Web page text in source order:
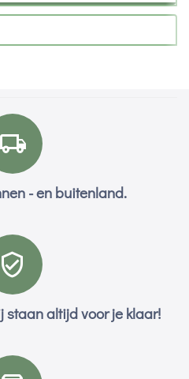
- en buitenland.
staan altijd voor je klaar!